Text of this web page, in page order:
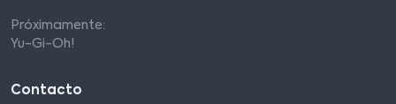
Próximamente:
Yu-Gi-Oh!
Contacto